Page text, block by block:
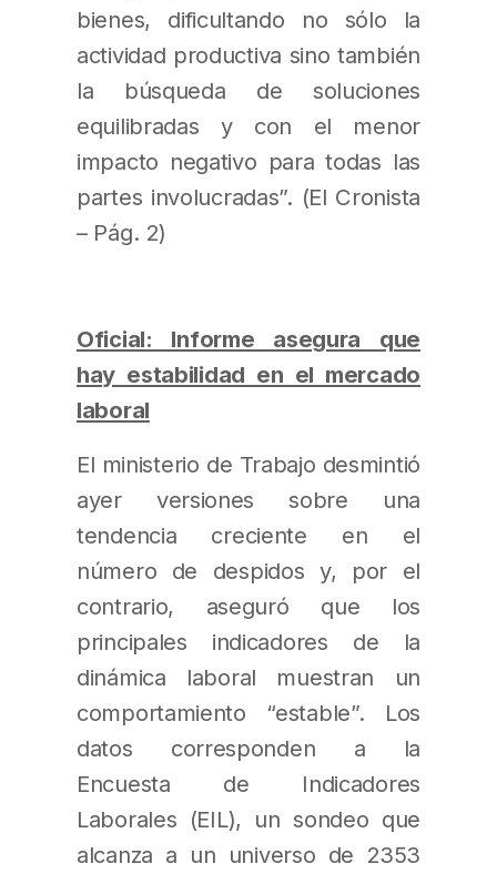
bienes, dificultando no sólo la
actividad productiva sino también
la búsqueda de soluciones
equilibradas y con el menor
impacto negativo para todas las
partes involucradas”. (El Cronista
– Pág. 2)
Oficial: Informe asegura que
hay estabilidad en el mercado
laboral
El ministerio de Trabajo desmintió
ayer versiones sobre una
tendencia creciente en el
número de despidos y, por el
contrario, aseguró que los
principales indicadores de la
dinámica laboral muestran un
comportamiento “estable”. Los
datos corresponden a la
Encuesta de Indicadores
Laborales (EIL), un sondeo que
alcanza a un universo de 2353